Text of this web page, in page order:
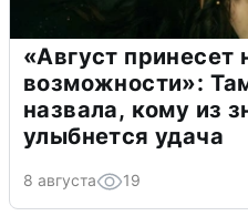
«Август принесет
возможности»:
назвала, кому из
улыбнется удача
8 августа 19